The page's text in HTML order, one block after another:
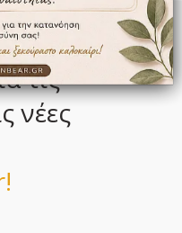
ΜΑΣ
τις
νέες